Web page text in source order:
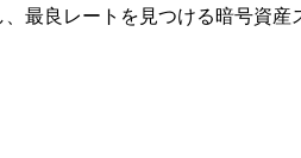
最良レートを見つける暗号資